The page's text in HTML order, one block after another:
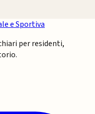
e Sportiva
per residenti,